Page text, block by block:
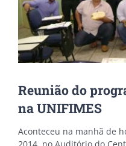
Reunião do
na UNIFIMES
Aconteceu na manhã de